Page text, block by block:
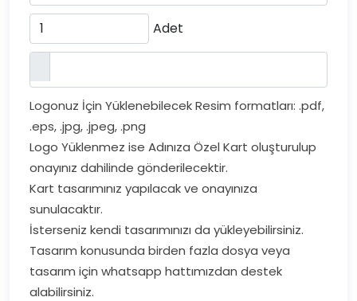
Adet
Logonuz İçin Yüklenebilecek Resim formatları: .pdf,
.eps, .jpg, .jpeg, .png
Logo Yüklenmez ise Adınıza Özel Kart oluşturulup
onayınız dahilinde gönderilecektir.
Kart tasarımınız yapılacak ve onayınıza
sunulacaktır.
İsterseniz kendi tasarımınızı da yükleyebilirsiniz.
Tasarım konusunda birden fazla dosya veya
tasarım için whatsapp hattımızdan destek
alabilirsiniz.